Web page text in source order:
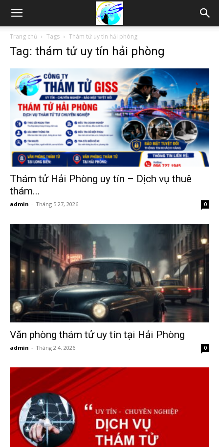
Thám
Phòng,
Tham
Phong,
thám
Giss
Trang chủ Tags Thám tử uy tín hải phòng
Tag: thám tử uy tín hải phòng
Thám tử Hải Phòng uy tín – Dịch vụ thuê
thám...
admin - Tháng 5 27, 2026 0
Văn phòng thám tử uy tín tại Hải Phòng
admin - Tháng 2 4, 2026 0